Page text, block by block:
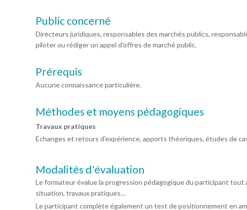
Public concerné
Directeurs juridiques, responsables des marchés publics,
piloter ou rédiger un appel d'offres de marché public.
Prérequis
Aucune connaissance particulière.
Méthodes et moyens pédagogiques
Travaux pratiques
Echanges et retours d'expérience, apports théoriques, études de
Modalités d'évaluation
Le formateur évalue la progression pédagogique du participant tout
situation, travaux pratiques…
Le participant complète également un test de positionnement en